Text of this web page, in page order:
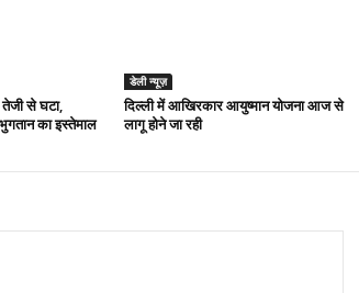
से घटा,
का इस्तेमाल
डेली न्यूज़
द‍िल्‍ली में आख‍िरकार आयुष्‍मान योजना आज से
लागू होने जा रही